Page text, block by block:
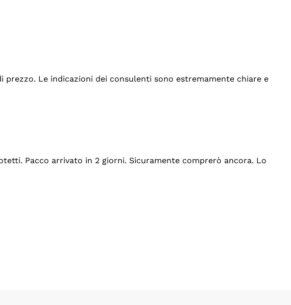
Le indicazioni dei consulenti sono estremamente chiare e
Pacco arrivato in 2 giorni. Sicuramente comprerò ancora. Lo